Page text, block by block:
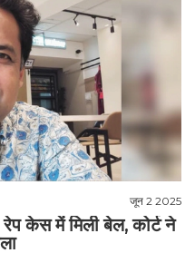
जून 2 2025
केस में मिली बेल, कोर्ट ने